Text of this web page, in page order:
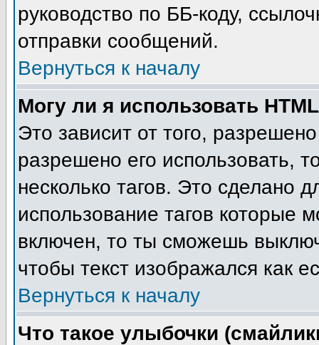
руководство по ББ-коду,
отправки сообщений.
Вернуться к началу
Могу ли я использовать
Это зависит от того,
разрешено его использовать,
несколько тагов. Это сделано
использование тагов которые
включен, то ты сможешь
чтобы текст изображался как
Вернуться к началу
Что такое улыбочки